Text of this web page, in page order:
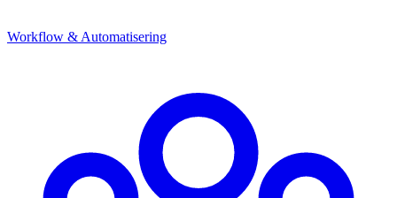
Workflow & Automatisering